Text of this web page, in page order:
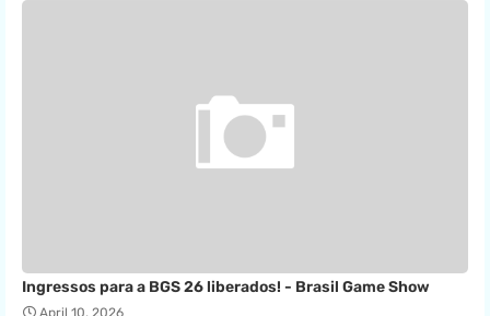
Ingressos para a BGS 26 liberados! - Brasil Game Show
April 10, 2026